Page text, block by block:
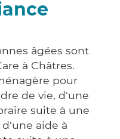
âgées sont
à Châtres.
pour
de vie, d'une
suite à une
aide à